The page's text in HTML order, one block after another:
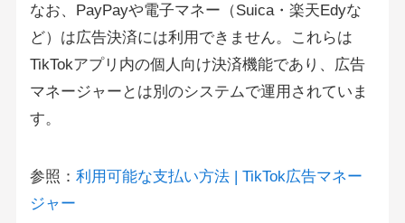
なお、PayPayや電子マネー（Suica・楽天Edyな
ど）は広告決済には利用できません。これらは
TikTokアプリ内の個人向け決済機能であり、広告
マネージャーとは別のシステムで運用されていま
す。
参照： 利用可能な支払い方法 | TikTok広告マネー
ジャー